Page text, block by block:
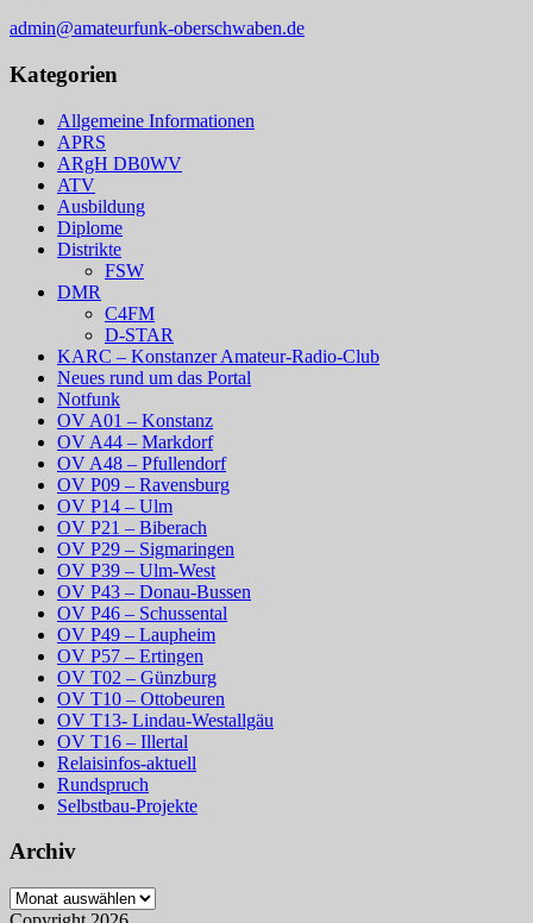
admin@amateurfunk-oberschwaben.de
Kategorien
Allgemeine Informationen
APRS
ARgH DB0WV
ATV
Ausbildung
Diplome
Distrikte
FSW
DMR
C4FM
D-STAR
KARC – Konstanzer Amateur-Radio-Club
Neues rund um das Portal
Notfunk
OV A01 – Konstanz
OV A44 – Markdorf
OV A48 – Pfullendorf
OV P09 – Ravensburg
OV P14 – Ulm
OV P21 – Biberach
OV P29 – Sigmaringen
OV P39 – Ulm-West
OV P43 – Donau-Bussen
OV P46 – Schussental
OV P49 – Laupheim
OV P57 – Ertingen
OV T02 – Günzburg
OV T10 – Ottobeuren
OV T13- Lindau-Westallgäu
OV T16 – Illertal
Relaisinfos-aktuell
Rundspruch
Selbstbau-Projekte
Archiv
Archiv